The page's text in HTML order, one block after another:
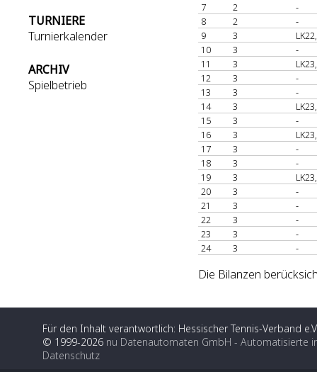
TURNIERE
Turnierkalender
ARCHIV
Spielbetrieb
7
2
-
8
2
-
9
3
10
3
-
11
3
12
3
-
13
3
-
14
3
15
3
-
16
3
17
3
-
18
3
-
19
3
20
3
-
21
3
-
22
3
-
23
3
-
24
3 -
Die Bilanzen
Für den Inhalt verantwortlich: Hessischer Tennis-Verband
© 1999-2026 nu Datenautomaten GmbH - Automatisierte
Datenschutz